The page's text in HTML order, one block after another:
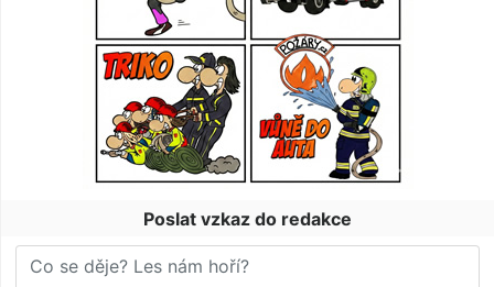
Poslat vzkaz do redakce